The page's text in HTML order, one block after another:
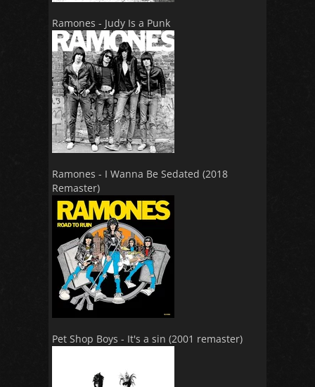
Ramones - Judy Is a Punk
Ramones - I Wanna Be Sedated (2018
Remaster)
Pet Shop Boys - It's a sin (2001 remaster)